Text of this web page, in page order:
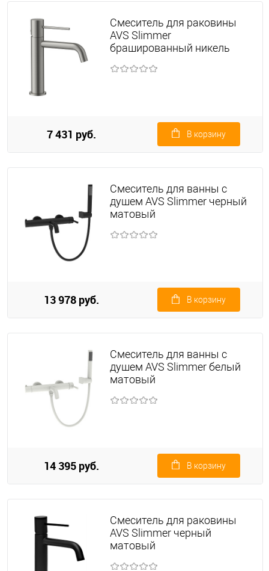
Смеситель для раковины
AVS Slimmer
брашированный никель
7 431 руб. В корзину
Смеситель для ванны с
душем AVS Slimmer черный
матовый
13 978 руб. В корзину
Смеситель для ванны с
душем AVS Slimmer белый
матовый
14 395 руб. В корзину
Смеситель для раковины
AVS Slimmer черный
матовый